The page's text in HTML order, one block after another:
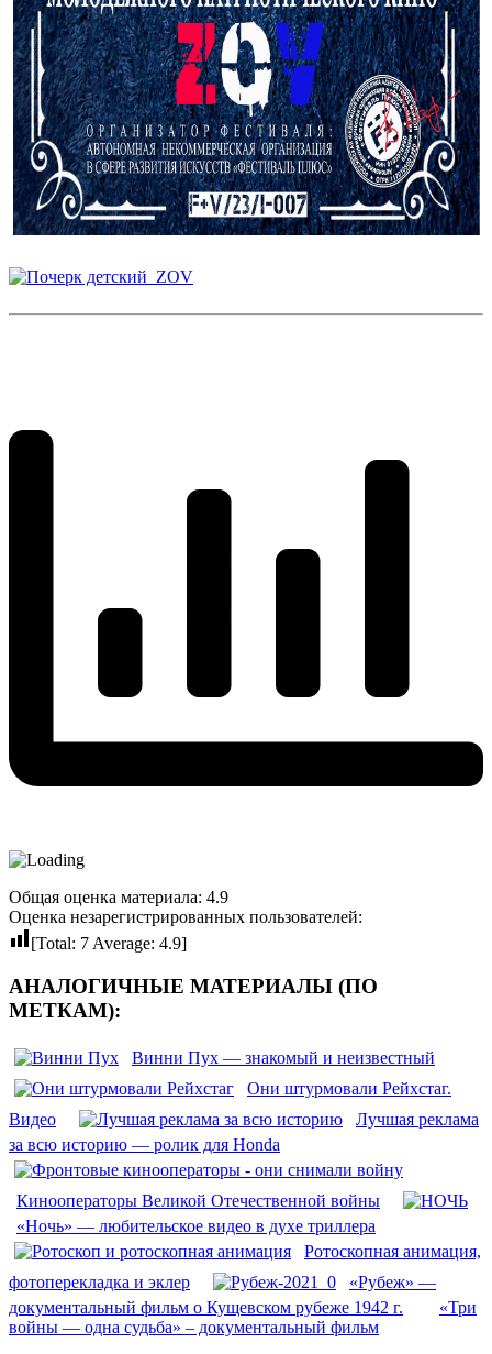
Общая оценка материала: 4.9
Оценка незарегистрированных пользователей:
[Total: 7 Average: 4.9]
АНАЛОГИЧНЫЕ МАТЕРИАЛЫ (ПО
МЕТКАМ):
Винни Пух — знакомый и неизвестный
Они штурмовали Рейхстаг.
Видео
Лучшая реклама
за всю историю — ролик для Honda
Кинооператоры Великой Отечественной войны
«Ночь» — любительское видео в духе триллера
Ротоскопная анимация,
фотоперекладка и эклер
«Рубеж» —
документальный фильм о Кущевском рубеже 1942 г.
«Три
войны — одна судьба» – документальный фильм